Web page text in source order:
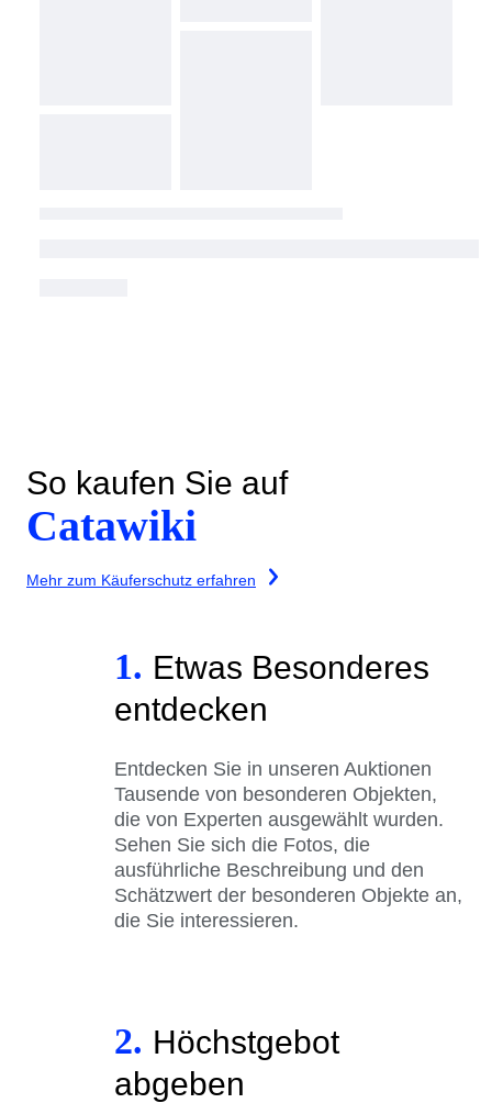
So kaufen Sie auf
Catawiki
Mehr zum Käuferschutz erfahren
1. Etwas Besonderes
entdecken
Entdecken Sie in unseren Auktionen
Tausende von besonderen Objekten,
die von Experten ausgewählt wurden.
Sehen Sie sich die Fotos, die
ausführliche Beschreibung und den
Schätzwert der besonderen Objekte an,
die Sie interessieren.
2. Höchstgebot
abgeben